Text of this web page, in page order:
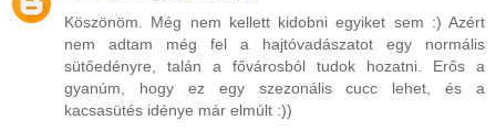
Köszönöm. Még nem kellett kidobni egyiket sem :) Azért
nem adtam még fel a hajtóvadászatot egy normális
sütőedényre, talán a fővárosból tudok hozatni. Erős a
gyanúm, hogy ez egy szezonális cucc lehet, és a
kacsasütés idénye már elmúlt :))